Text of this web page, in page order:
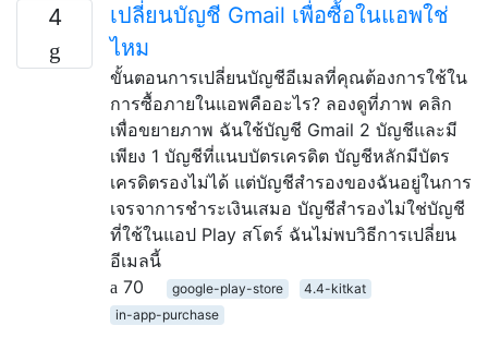
4
เปลี่ยนบัญชี Gmail เพื่อซื้อในแอพใช่
ไหม
ขั้นตอนการเปลี่ยนบัญชีอีเมลที่คุณต้องการใช้ใน
การซื้อภายในแอพคืออะไร? ลองดูที่ภาพ คลิก
เพื่อขยายภาพ ฉันใช้บัญชี Gmail 2 บัญชีและมี
เพียง 1 บัญชีที่แนบบัตรเครดิต บัญชีหลักมีบัตร
เครดิตรองไม่ได้ แต่บัญชีสำรองของฉันอยู่ในการ
เจรจาการชำระเงินเสมอ บัญชีสำรองไม่ใช่บัญชี
ที่ใช้ในแอป Play สโตร์ ฉันไม่พบวิธีการเปลี่ยน
อีเมลนี้
70
google-play-store
4.4-kitkat
in-app-purchase